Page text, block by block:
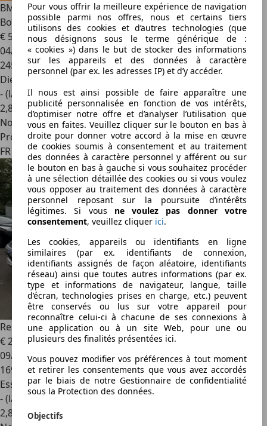
BMW 330(E46) Véritable PACK M Coupé 320Cd 2.0 150cv
Boîte AUTOMATIQUE
€ 5 990
04/2004
245 000 km
Diesel
- (l/100 km)
2,8
Nouveau
Professionnel
FR 38230
Renault Clio1.2 authentique toit ouvrant Clim jantes
€ 2 500
09/2006
169 580 km
Essence
- (l/100 km)
2,8
Pour vous offrir la meilleure expérience de navigation
possible parmi nos offres, nous et certains tiers
utilisons des cookies et d’autres technologies (que
nous désignons sous le terme générique de :
« cookies ») dans le but de stocker des informations
sur les appareils et des données à caractère
personnel (par ex. les adresses IP) et d’y accéder.
Il nous est ainsi possible de faire apparaître une
publicité personnalisée en fonction de vos intérêts,
d’optimiser notre offre et d’analyser l’utilisation que
vous en faites. Veuillez cliquer sur le bouton en bas à
droite pour donner votre accord à la mise en œuvre
de cookies soumis à consentement et au traitement
des données à caractère personnel y afférent ou sur
le bouton en bas à gauche si vous souhaitez procéder
à une sélection détaillée des cookies ou si vous voulez
vous opposer au traitement des données à caractère
personnel reposant sur la poursuite d’intérêts
légitimes. Si vous ne voulez pas donner votre
consentement, veuillez cliquer ici.
Les cookies, appareils ou identifiants en ligne
similaires (par ex. identifiants de connexion,
identifiants assignés de façon aléatoire, identifiants
réseau) ainsi que toutes autres informations (par ex.
type et informations de navigateur, langue, taille
d’écran, technologies prises en charge, etc.) peuvent
être conservés ou lus sur votre appareil pour
reconnaître celui-ci à chacune de ses connexions à
une application ou à un site Web, pour une ou
plusieurs des finalités présentées ici.
Vous pouvez modifier vos préférences à tout moment
et retirer les consentements que vous avez accordés
par le biais de notre Gestionnaire de confidentialité
sous la Protection des données.
Objectifs